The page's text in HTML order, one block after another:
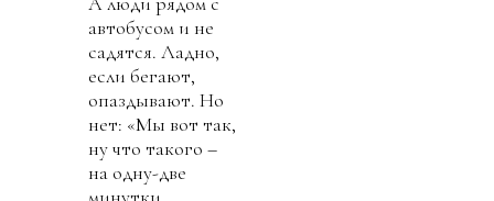
автобусом и не
садятся. Ладно,
если бегают,
опаздывают. Но
нет: «Мы вот так,
ну что такого –
на одну-две